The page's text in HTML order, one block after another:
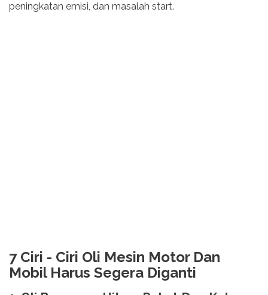
peningkatan emisi, dan masalah start.
7 Ciri - Ciri Oli Mesin Motor Dan
Mobil Harus Segera Diganti